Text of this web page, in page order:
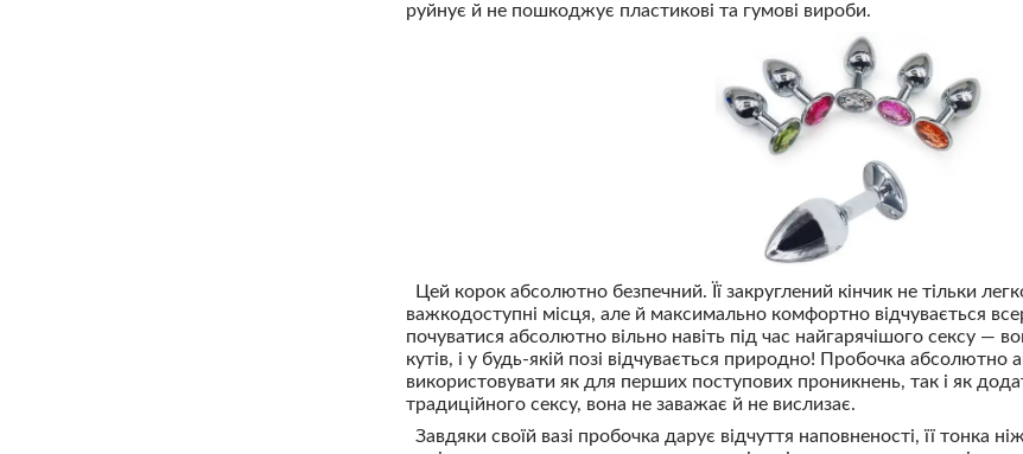
руйнує й не пошкоджує пластикові та гумові вироби.
Цей корок абсолютно безпечний. Її закруглений кінчик не тільки
важкодоступні місця, але й максимально комфортно відчувається
почуватися абсолютно вільно навіть під час найгарячішого сексу —
кутів, і у будь-якій позі відчувається природно! Пробочка абсолютно
використовувати як для перших поступових проникнень, так і як
традиційного сексу, вона не заважає й не вислизає.
Завдяки своїй вазі пробочка дарує відчуття наповненості, її тонка